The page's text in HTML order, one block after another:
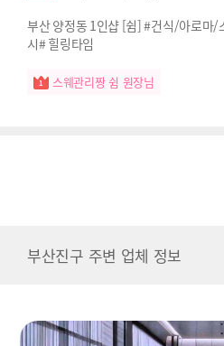
부산 양정동 1인샵 [쉼] #건식/아로마
시# 힐링타임
스웨관리짱 쉼 원장님
부산진구 주변 업체 정보